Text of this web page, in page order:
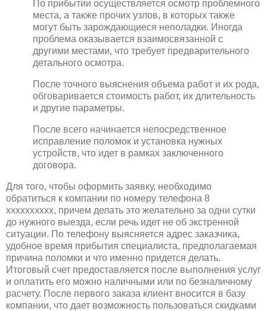
По прибытии осуществляется осмотр проблемного
места, а также прочих узлов, в которых также
могут быть зарождающиеся неполадки. Иногда
проблема оказывается взаимосвязанной с
другими местами, что требует предварительного
детального осмотра.
После точного выяснения объема работ и их рода,
обговаривается стоимость работ, их длительность
и другие параметры.
После всего начинается непосредственное
исправление поломок и установка нужных
устройств, что идет в рамках заключенного
договора.
Для того, чтобы оформить заявку, необходимо
обратиться к компании по номеру телефона 8
xxxxxxxxxx, причем делать это желательно за одни сутки
до нужного выезда, если речь идет не об экстренной
ситуации. По телефону выясняется адрес заказчика,
удобное время прибытия специалиста, предполагаемая
причина поломки и что именно придется делать.
Итоговый счет предоставляется после выполнения услуг
и оплатить его можно наличными или по безналичному
расчету. После первого заказа клиент вносится в базу
компании, что дает возможность пользоваться скидками